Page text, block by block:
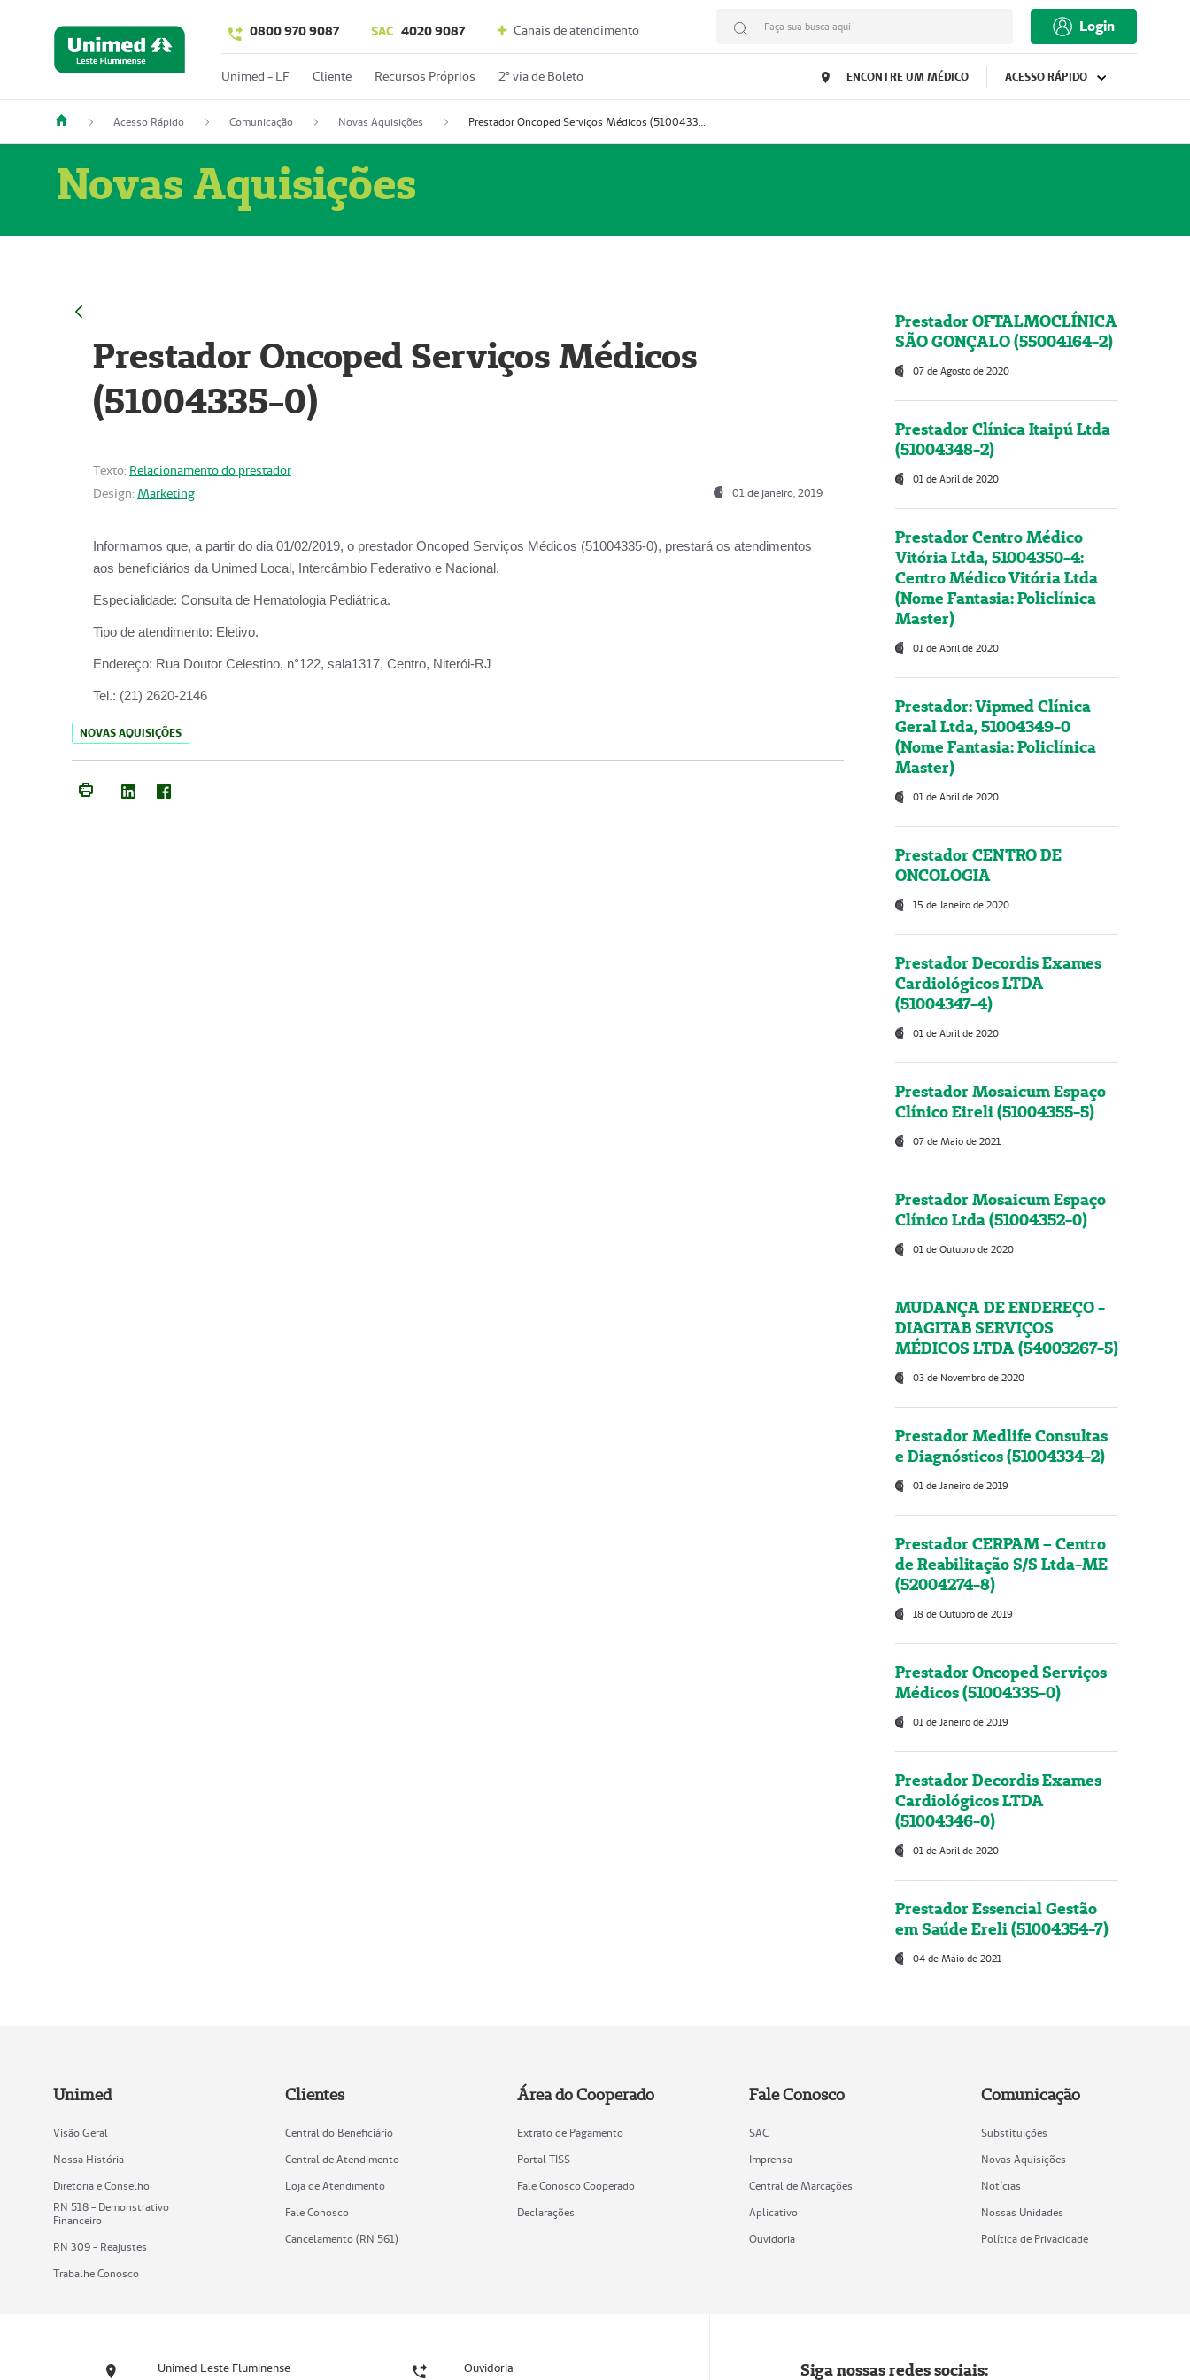
0800 970 9087 SAC 4020 9087 Canais de atendimento Faça sua busca aqui Login
Unimed - LF Cliente Recursos Próprios 2º via de Boleto ENCONTRE UM MÉDICO ACESSO RÁPIDO
Acesso Rápido Comunicação Novas Aquisições Prestador Oncoped Serviços Médicos (51004335-0)
Novas Aquisições
Prestador Oncoped Serviços Médicos
(51004335-0)
Texto: Relacionamento do prestador
Design: Marketing 01 de janeiro, 2019
Informamos que, a partir do dia 01/02/2019, o prestador Oncoped Serviços Médicos (51004335-0), prestará os atendimentos
aos beneficiários da Unimed Local, Intercâmbio Federativo e Nacional.
Especialidade: Consulta de Hematologia Pediátrica.
Tipo de atendimento: Eletivo.
Endereço: Rua Doutor Celestino, n°122, sala1317, Centro, Niterói-RJ
Tel.: (21) 2620-2146
NOVAS AQUISIÇÕES
Prestador OFTALMOCLÍNICA
SÃO GONÇALO (55004164-2)
07 de Agosto de 2020
Prestador Clínica Itaipú Ltda
(51004348-2)
01 de Abril de 2020
Prestador Centro Médico
Vitória Ltda, 51004350-4:
Centro Médico Vitória Ltda
(Nome Fantasia: Policlínica
Master)
01 de Abril de 2020
Prestador: Vipmed Clínica
Geral Ltda, 51004349-0
(Nome Fantasia: Policlínica
Master)
01 de Abril de 2020
Prestador CENTRO DE
ONCOLOGIA
15 de Janeiro de 2020
Prestador Decordis Exames
Cardiológicos LTDA
(51004347-4)
01 de Abril de 2020
Prestador Mosaicum Espaço
Clínico Eireli (51004355-5)
07 de Maio de 2021
Prestador Mosaicum Espaço
Clínico Ltda (51004352-0)
01 de Outubro de 2020
MUDANÇA DE ENDEREÇO -
DIAGITAB SERVIÇOS
MÉDICOS LTDA (54003267-5)
03 de Novembro de 2020
Prestador Medlife Consultas
e Diagnósticos (51004334-2)
01 de Janeiro de 2019
Prestador CERPAM – Centro
de Reabilitação S/S Ltda-ME
(52004274-8)
18 de Outubro de 2019
Prestador Oncoped Serviços
Médicos (51004335-0)
01 de Janeiro de 2019
Prestador Decordis Exames
Cardiológicos LTDA
(51004346-0)
01 de Abril de 2020
Prestador Essencial Gestão
em Saúde Ereli (51004354-7)
04 de Maio de 2021
Unimed
Visão Geral
Nossa História
Diretoria e Conselho
RN 518 - Demonstrativo
Financeiro
RN 309 - Reajustes
Trabalhe Conosco
Clientes
Central do Beneficiário
Central de Atendimento
Loja de Atendimento
Fale Conosco
Cancelamento (RN 561)
Área do Cooperado
Extrato de Pagamento
Portal TISS
Fale Conosco Cooperado
Declarações
Fale Conosco
SAC
Imprensa
Central de Marcações
Aplicativo
Ouvidoria
Comunicação
Substituições
Novas Aquisições
Notícias
Nossas Unidades
Política de Privacidade
Unimed Leste Fluminense Ouvidoria Siga nossas redes sociais: